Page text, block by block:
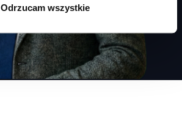
Odrzucam wszystkie